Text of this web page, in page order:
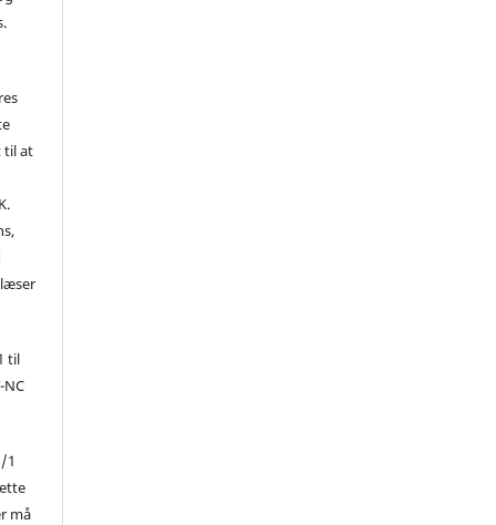
til at
til
NC
1
må